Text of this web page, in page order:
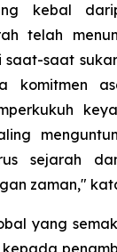
kebal
telah
saat
komitmen
sejarah
zaman,"
yang